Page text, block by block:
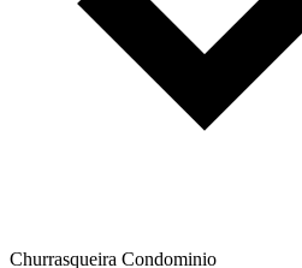
Churrasqueira Condominio